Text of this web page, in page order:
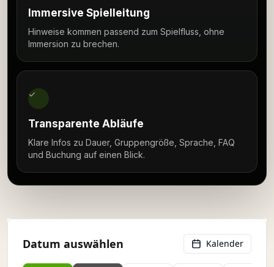
Immersive Spielleitung
Hinweise kommen passend zum Spielfluss, ohne
Immersion zu brechen.
✓
Transparente Abläufe
Klare Infos zu Dauer, Gruppengröße, Sprache, FAQ
und Buchung auf einen Blick.